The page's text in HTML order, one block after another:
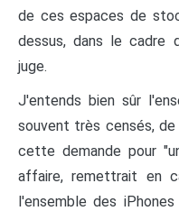
de ces espaces de
dessus, dans le cadre
juge.
J'entends bien sûr
souvent très censés,
cette demande pour
affaire, remettrait en
l'ensemble des